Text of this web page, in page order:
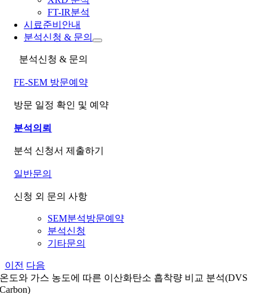
FT-IR분석
시료준비안내
분석신청 & 문의
분석신청 & 문의
FE-SEM 방문예약
방문 일정 확인 및 예약
분석의뢰
분석 신청서 제출하기
일반문의
신청 외 문의 사항
SEM분석방문예약
분석신청
기타문의
이전 다음
온도와 가스 농도에 따른 이산화탄소 흡착량 비교 분석(DVS
Carbon)